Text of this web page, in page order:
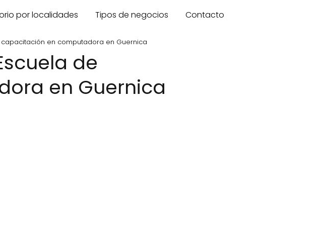
por localidades Tipos de negocios Contacto
en computadora en Guernica
en Guernica